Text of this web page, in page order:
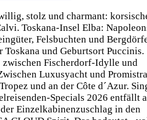
stolz und charmant:
Toskana-Insel Elba:
Felsbuchten und
Toskana und Geburtsort Puccinis.
Fischerdorf-Idylle und
Luxusyacht und
und an der Côte d´Azur.
Specials 2026 entfällt
Einzelkabinenzuschlag in den